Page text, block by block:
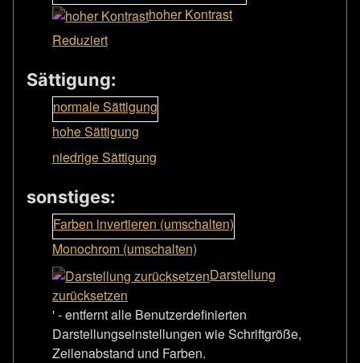
hoher Kontrast
Reduziert
Sättigung:
normale Sättigung
hohe Sättigung
niedrige Sättigung
sonstiges:
Farben invertieren (umschalten)
Monochrom (umschalten)
Darstellung
zurücksetzen
' - entfernt alle Benutzerdefinierten
Darstellungseinstellungen wie Schriftgröße,
Zeilenabstand und Farben.